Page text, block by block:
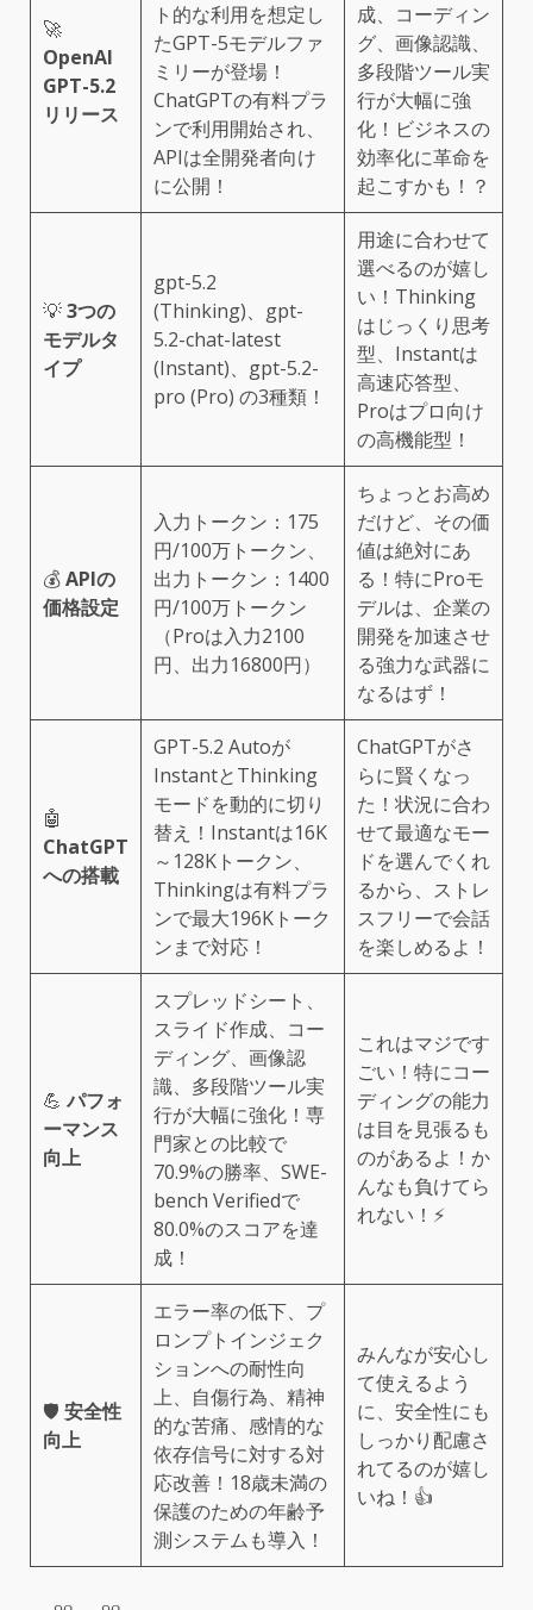
🚀
OpenAI
GPT-5.2
リリース
ト的な利用を想定し
たGPT-5モデルファ
ミリーが登場！
ChatGPTの有料プラ
ンで利用開始され、
APIは全開発者向け
に公開！
成、コーディン
グ、画像認識、
多段階ツール実
行が大幅に強
化！ビジネスの
効率化に革命を
起こすかも！？
💡3つの
モデルタ
イプ
gpt-5.2
(Thinking)、gpt-
5.2-chat-latest
(Instant)、gpt-5.2-
pro (Pro) の3種類！
用途に合わせて
選べるのが嬉し
い！Thinking
はじっくり思考
型、Instantは
高速応答型、
Proはプロ向け
の高機能型！
💰APIの
価格設定
入力トークン：175
円/100万トークン、
出力トークン：1400
円/100万トークン
（Proは入力2100
円、出力16800円）
ちょっとお高め
だけど、その価
値は絶対にあ
る！特にProモ
デルは、企業の
開発を加速させ
る強力な武器に
なるはず！
🤖
ChatGPT
への搭載
GPT-5.2 Autoが
InstantとThinking
モードを動的に切り
替え！Instantは16K
～128Kトークン、
Thinkingは有料プラ
ンで最大196Kトーク
ンまで対応！
ChatGPTがさ
らに賢くなっ
た！状況に合わ
せて最適なモー
ドを選んでくれ
るから、ストレ
スフリーで会話
を楽しめるよ！
💪 パフォ
ーマンス
向上
スプレッドシート、
スライド作成、コー
ディング、画像認
識、多段階ツール実
行が大幅に強化！専
門家との比較で
70.9%の勝率、SWE-
bench Verifiedで
80.0%のスコアを達
成！
これはマジです
ごい！特にコー
ディングの能力
は目を見張るも
のがあるよ！か
んなも負けてら
れない！⚡️
🛡️ 安全性
向上
エラー率の低下、プ
ロンプトインジェク
ションへの耐性向
上、自傷行為、精神
的な苦痛、感情的な
依存信号に対する対
応改善！18歳未満の
保護のための年齢予
測システムも導入！
みんなが安心し
て使えるよう
に、安全性にも
しっかり配慮さ
れてるのが嬉し
いね！👍